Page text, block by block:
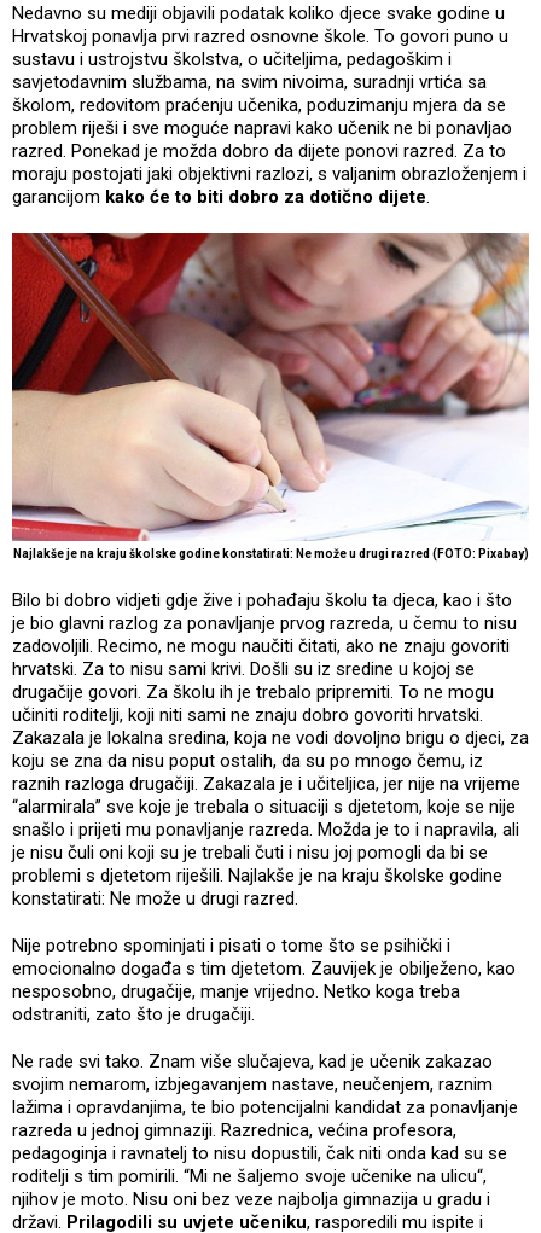
Nedavno su mediji objavili podatak koliko djece svake godine u
Hrvatskoj ponavlja prvi razred osnovne škole. To govori puno u
sustavu i ustrojstvu školstva, o učiteljima, pedagoškim i
savjetodavnim službama, na svim nivoima, suradnji vrtića sa
školom, redovitom praćenju učenika, poduzimanju mjera da se
problem riješi i sve moguće napravi kako učenik ne bi ponavljao
razred. Ponekad je možda dobro da dijete ponovi razred. Za to
moraju postojati jaki objektivni razlozi, s valjanim obrazloženjem i
garancijom kako će to biti dobro za dotično dijete.
Najlakše je na kraju školske godine konstatirati: Ne može u drugi razred (FOTO: Pixabay)
Bilo bi dobro vidjeti gdje žive i pohađaju školu ta djeca, kao i što
je bio glavni razlog za ponavljanje prvog razreda, u čemu to nisu
zadovoljili. Recimo, ne mogu naučiti čitati, ako ne znaju govoriti
hrvatski. Za to nisu sami krivi. Došli su iz sredine u kojoj se
drugačije govori. Za školu ih je trebalo pripremiti. To ne mogu
učiniti roditelji, koji niti sami ne znaju dobro govoriti hrvatski.
Zakazala je lokalna sredina, koja ne vodi dovoljno brigu o djeci, za
koju se zna da nisu poput ostalih, da su po mnogo čemu, iz
raznih razloga drugačiji. Zakazala je i učiteljica, jer nije na vrijeme
“alarmirala” sve koje je trebala o situaciji s djetetom, koje se nije
snašlo i prijeti mu ponavljanje razreda. Možda je to i napravila, ali
je nisu čuli oni koji su je trebali čuti i nisu joj pomogli da bi se
problemi s djetetom riješili. Najlakše je na kraju školske godine
konstatirati: Ne može u drugi razred.
Nije potrebno spominjati i pisati o tome što se psihički i
emocionalno događa s tim djetetom. Zauvijek je obilježeno, kao
nesposobno, drugačije, manje vrijedno. Netko koga treba
odstraniti, zato što je drugačiji.
Ne rade svi tako. Znam više slučajeva, kad je učenik zakazao
svojim nemarom, izbjegavanjem nastave, neučenjem, raznim
lažima i opravdanjima, te bio potencijalni kandidat za ponavljanje
razreda u jednoj gimnaziji. Razrednica, većina profesora,
pedagoginja i ravnatelj to nisu dopustili, čak niti onda kad su se
roditelji s tim pomirili. “Mi ne šaljemo svoje učenike na ulicu“,
njihov je moto. Nisu oni bez veze najbolja gimnazija u gradu i
državi. Prilagodili su uvjete učeniku, rasporedili mu ispite i